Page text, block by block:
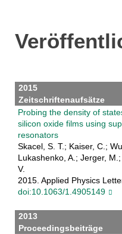
2015
Zeitschriftenaufsätze
Probing the density of
silicon oxide films using
resonators
Skacel, S. T.; Kaiser, C.;
Lukashenko, A.; Jerger,
V.
2015. Applied Physics
doi:10.1063/1.4905149
2013
Proceedingsbeiträge